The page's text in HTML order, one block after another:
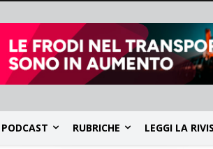
PODCAST RUBRICHE LEGGI LA